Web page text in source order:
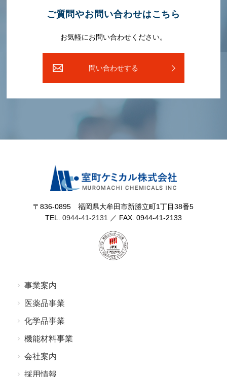
ご質問やお問い合わせはこちら
お気軽にお問い合わせください。
問い合わせする
〒836-0895 福岡県⼤牟⽥市新勝⽴町1丁⽬38番5
TEL. 0944-41-2131 ／ FAX. 0944-41-2133
事業案内
医薬品事業
化学品事業
機能材料事業
会社案内
採⽤情報